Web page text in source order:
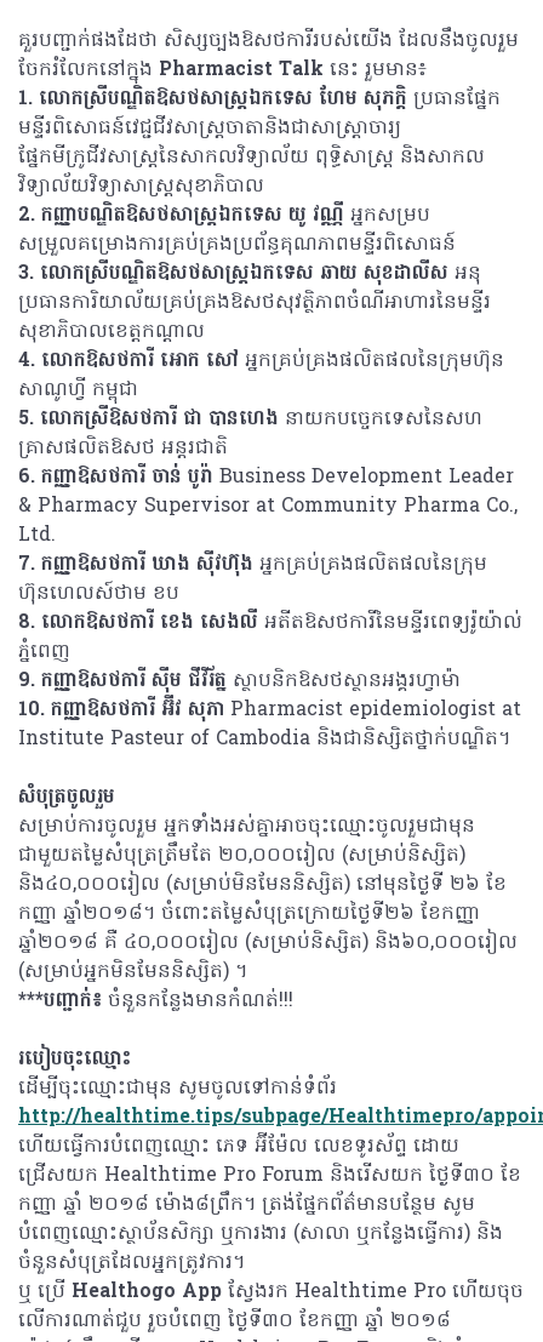
គួរបញ្ជាក់ផងដែថា សិស្សច្បងឱសថការីរបស់យើង ដែលនឹងចូលរួម
ចែករំលែកនៅក្នុង Pharmacist Talk នេះ រួមមាន៖
1. លោកស្រីបណ្ឌិតឱសថសាស្ត្រឯកទេស ហែម សុភក្តិ ប្រធានផ្នែក
មន្ទីរពិសោធន៍វេជ្ជជីវសាស្ត្រចាតានិងជាសាស្ត្រាចារ្យ
ផ្នែកមីក្រូជីវសាស្ត្រនៃសាកលវិទ្យាល័យ ពុទ្ធិសាស្ត្រ និងសាកល
វិទ្យាល័យវិទ្យាសាស្ត្រសុខាភិបាល
2. កញ្ញាបណ្ឌិតឱសថសាស្ត្រឯកទេស យូ វណ្ណី អ្នកសម្រប
សម្រួលគម្រោងការគ្រប់គ្រងប្រព័ន្ធគុណភាពមន្ទីរពិសោធន៍
3. លោកស្រីបណ្ឌិតឱសថសាស្ត្រឯកទេស ឆាយ សុខដាលីស អនុ
ប្រធានការិយាល័យគ្រប់គ្រងឱសថសុវត្ថិភាពចំណីអាហារនៃមន្ទីរ
សុខាភិបាលខេត្តកណ្តាល
4. លោកឱសថការី អោក សៅ អ្នកគ្រប់គ្រងផលិតផលនៃក្រុមហ៊ុន
សាណូហ្វី កម្ពុជា
5. លោកស្រីឱសថការី ជា បានហេង នាយកបច្ចេកទេសនៃសហ
គ្រាសផលិតឱសថ អន្តរជាតិ
6. កញ្ញាឱសថការី ចាន់ បូរ៉ា Business Development Leader
& Pharmacy Supervisor at Community Pharma Co.,
Ltd.
7. កញ្ញាឱសថការី ឃាង ស៊ីវហ៊ុង អ្នកគ្រប់គ្រងផលិតផលនៃក្រុម
ហ៊ុនហេលស៍ថាម ខប
8. លោកឱសថការី ខេង សេងលី អតីតឱសថការីនៃមន្ទីរពេទ្យរ៉ូយ៉ាល់
ភ្នំពេញ
9. កញ្ញាឱសថការី ស៊ីម ជីវីរ័ត្ន ស្ថាបនិកឱសថស្ថានអង្គរហ្វាម៉ា
10. កញ្ញាឱសថការី អ៊ីវ សុភា Pharmacist epidemiologist at
Institute Pasteur of Cambodia និងជានិស្សិតថ្នាក់បណ្ឌិត។
សំបុត្រចូលរួម
សម្រាប់ការចូលរួម អ្នកទាំងអស់គ្នាអាចចុះឈ្មោះចូលរួមជាមុន
ជាមួយតម្លៃសំបុត្រត្រឹមតែ ២០,០០០រៀល (សម្រាប់និស្សិត)
និង៤០,០០០រៀល (សម្រាប់មិនមែននិស្សិត) នៅមុនថ្ងៃទី ២៦ ខែ
កញ្ញា ឆ្នាំ២០១៨។ ចំពោះតម្លៃសំបុត្រក្រោយថ្ងៃទី២៦ ខែកញ្ញា
ឆ្នាំ២០១៨ គឺ ៤០,០០០រៀល (សម្រាប់និស្សិត) និង៦០,០០០រៀល
(សម្រាប់អ្នកមិនមែននិស្សិត) ។
***បញ្ជាក់៖ ចំនួនកន្លែងមានកំណត់!!!
របៀបចុះឈ្មោះ
ដើម្បីចុះឈ្មោះជាមុន សូមចូលទៅកាន់ទំព័រ
http://healthtime.tips/subpage/Healthtimepro/
ហើយធ្វើការបំពេញឈ្មោះ ភេទ អ៊ីម៉ែល លេខទូរស័ព្ទ ដោយ
ជ្រើសយក Healthtime Pro Forum និងរើសយក ថ្ងៃទី៣០ ខែ
កញ្ញា ឆ្នាំ ២០១៨ ម៉ោង៨ព្រឹក។ ត្រង់ផ្នែកព័ត៌មានបន្ថែម សូម
បំពេញឈ្មោះស្ថាប័នសិក្សា ឬការងារ (សាលា ឬកន្លែងធ្វើការ) និង
ចំនួនសំបុត្រដែលអ្នកត្រូវការ។
ឬ ប្រើ Healthogo App ស្វែងរក Healthtime Pro ហើយចុច
លើការណាត់ជួប រួចបំពេញ ថ្ងៃទី៣០ ខែកញ្ញា ឆ្នាំ ២០១៨